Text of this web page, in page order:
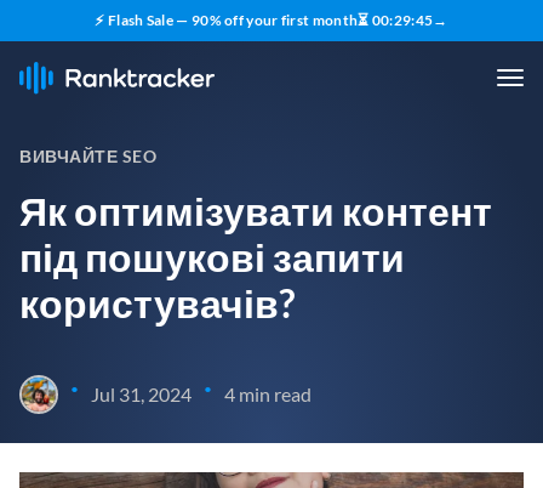
⚡ Flash Sale — 90% off your first month⏳ 00:29:44→
ВИВЧАЙТЕ SEO
Як оптимізувати контент
під пошукові запити
користувачів?
• Jul 31, 2024 • 4 min read